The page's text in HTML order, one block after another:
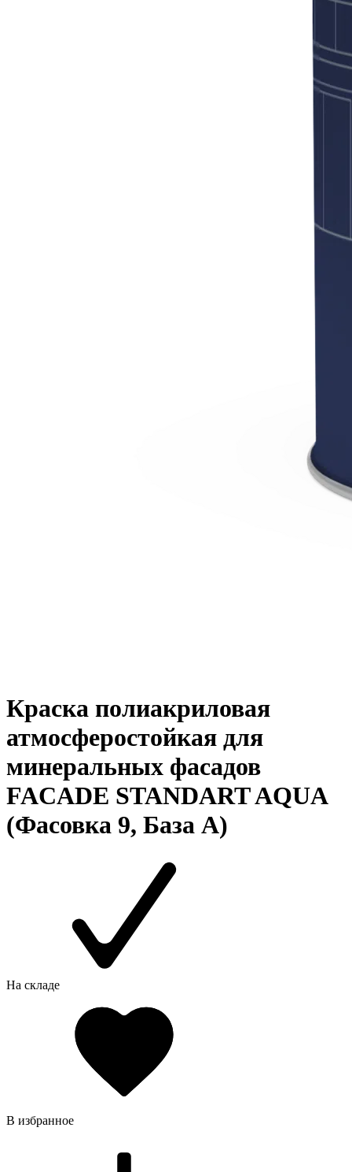
Краска полиакриловая
атмосферостойкая для
минеральных фасадов
FACADE STANDART AQUA
(Фасовка 9, База A)
На складе
В избранное